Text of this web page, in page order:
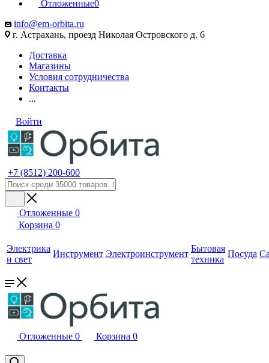
Отложенные0
info@em-orbita.ru
г. Астрахань, проезд Николая Островского д. 6
Доставка
Магазины
Условия сотрудничества
Контакты
...
Войти
+7 (8512) 200-600
Отложенные 0
Корзина 0
Электрика
и свет
Инструмент Электроинструмент
Бытовая
техника
Посуда
Отложенные 0 Корзина 0